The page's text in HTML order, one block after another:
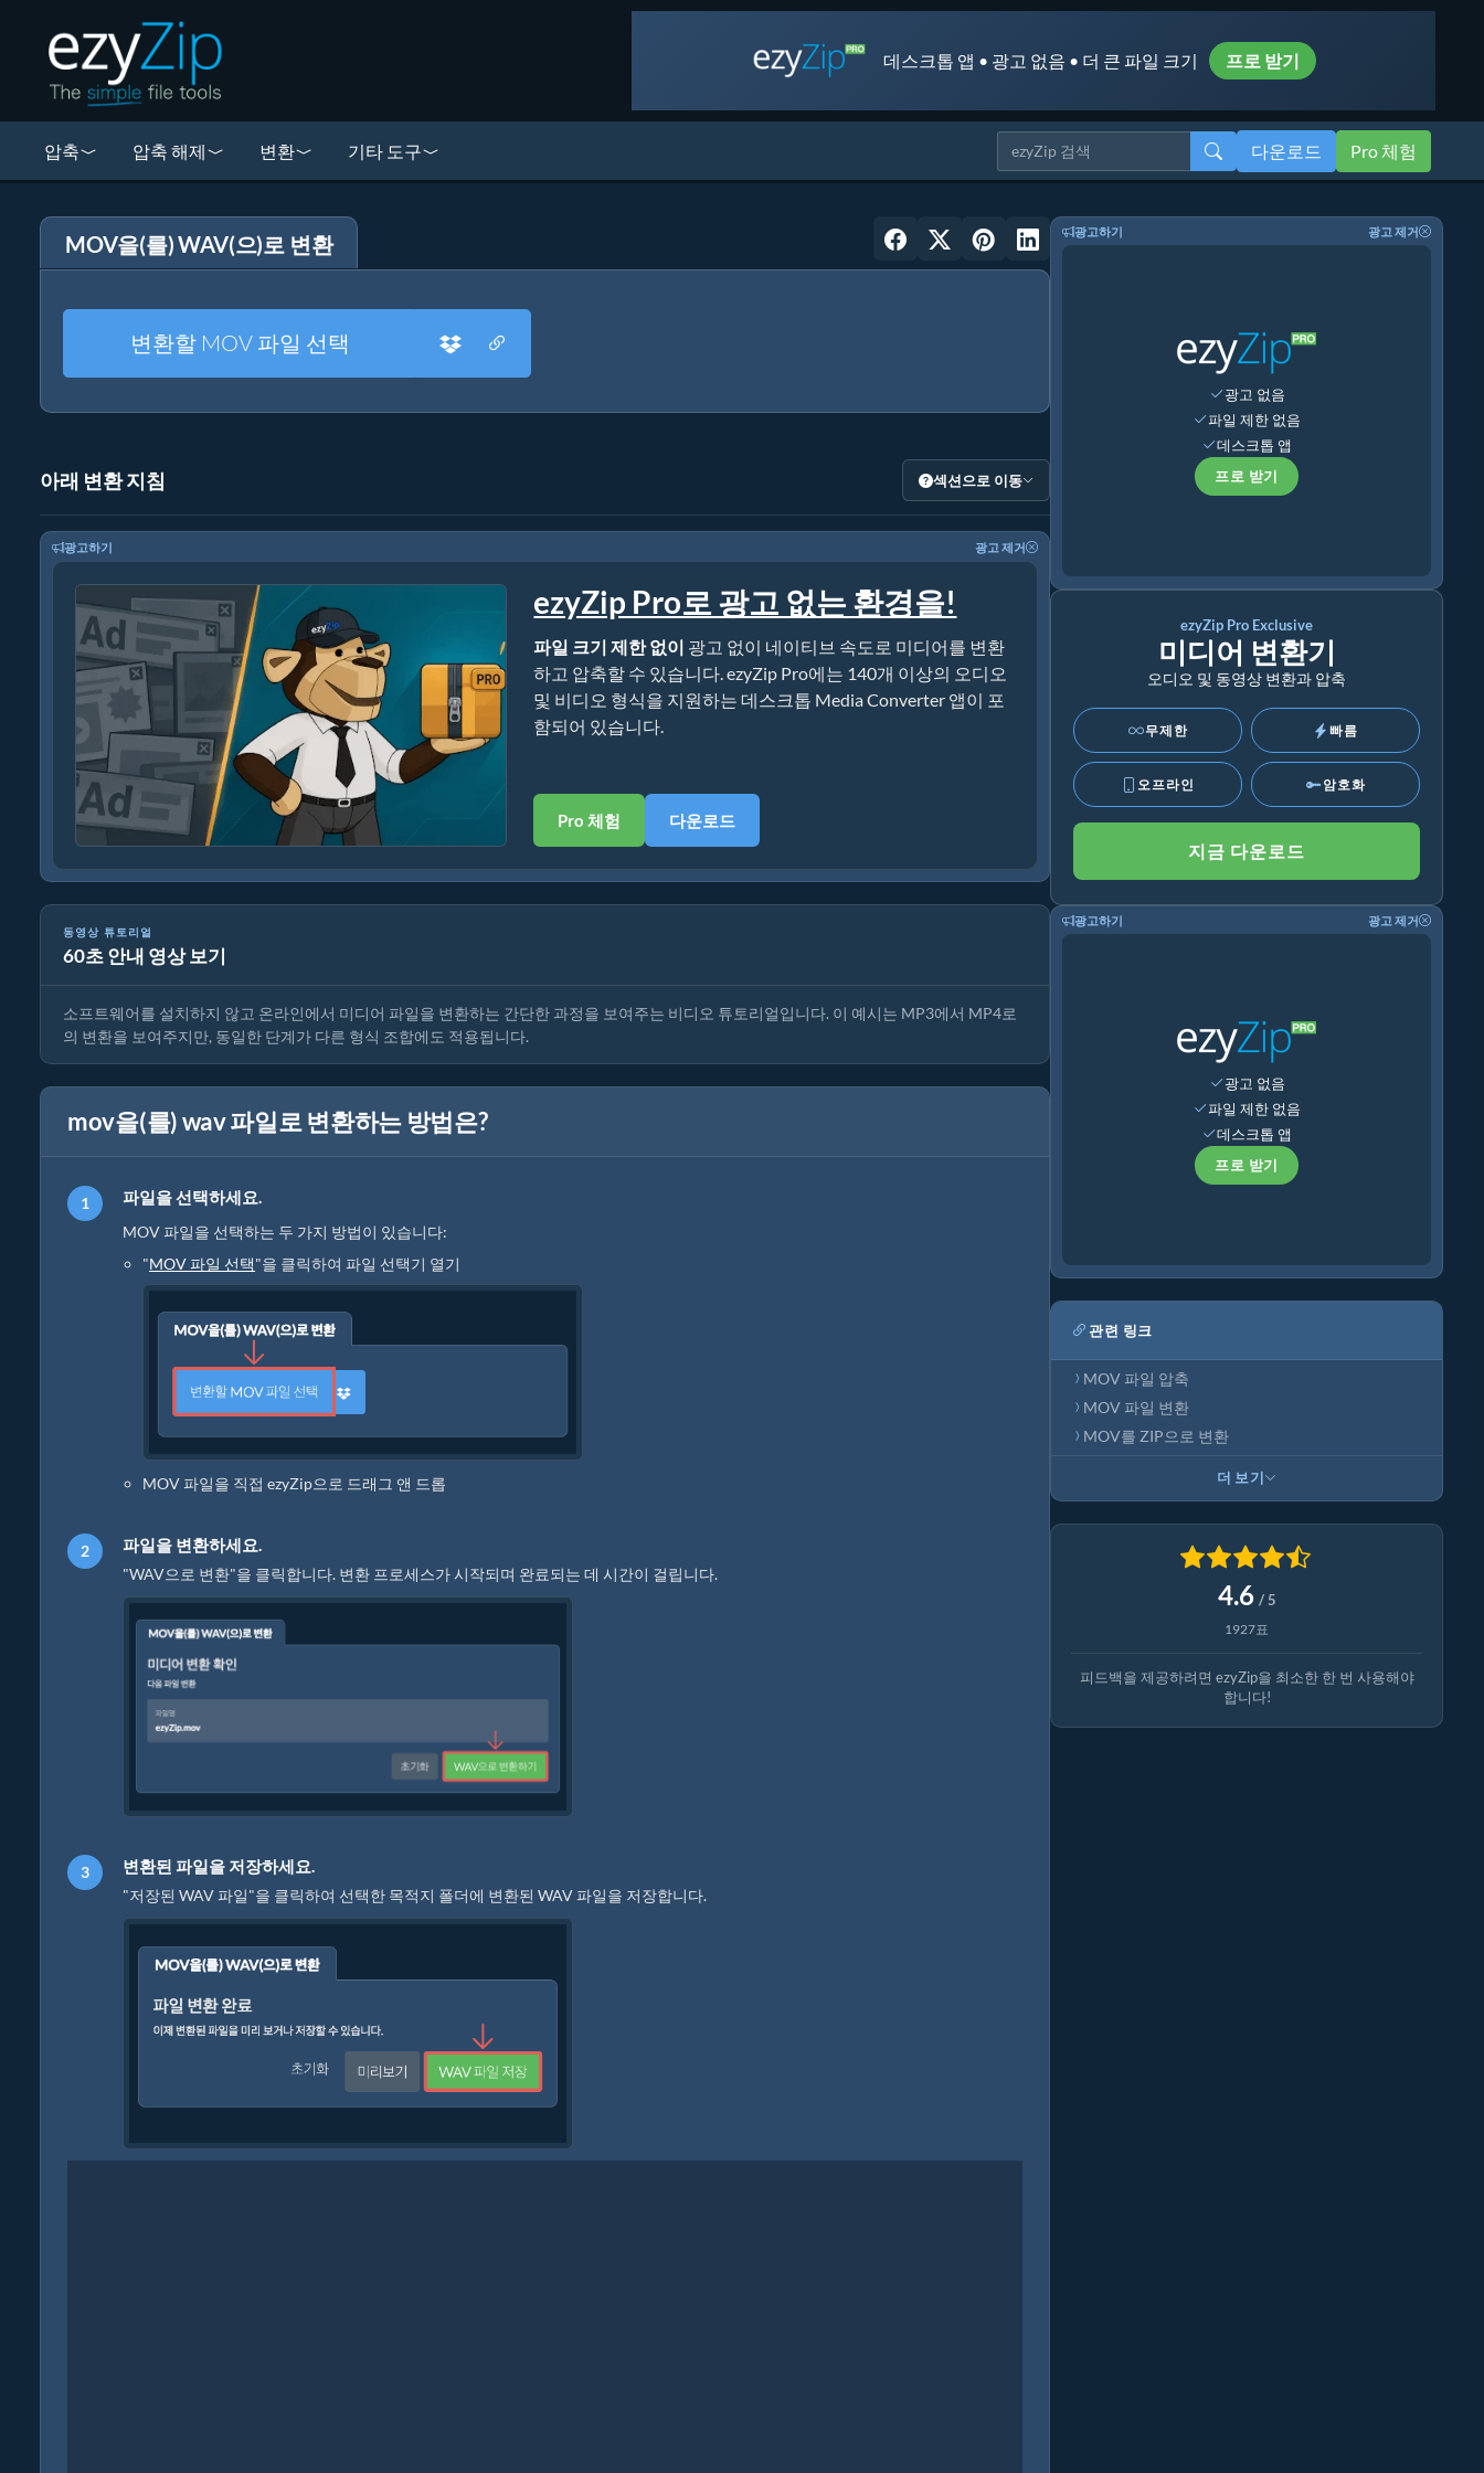
데스크톱 앱 • 광고 없음 • 더 큰 파일 크기 프로 받기
압축 압축 해제 변환 기타 도구 다운로드 Pro 체험
MOV을(를) WAV(으)로 변환
변환할 MOV 파일 선택
아래 변환 지침 섹션으로 이동
광고하기 광고 제거
ezyZip Pro로 광고 없는 환경을!
파일 크기 제한 없이 광고 없이 네이티브 속도로 미디어를 변환
하고 압축할 수 있습니다. ezyZip Pro에는 140개 이상의 오디오
및 비디오 형식을 지원하는 데스크톱 Media Converter 앱이 포
함되어 있습니다.
Pro 체험 다운로드
동영상 튜토리얼
60초 안내 영상 보기
미디어 파일 변환 방법
소프트웨어를 설치하지 않고 온라인에서 미디어 파일을 변환하는 간단한 과정을 보여주는 비디오 튜토리얼입니다. 이 예시는 MP3에서 MP4로
의 변환을 보여주지만, 동일한 단계가 다른 형식 조합에도 적용됩니다.
mov을(를) wav 파일로 변환하는 방법은?
파일을 선택하세요.
MOV 파일을 선택하는 두 가지 방법이 있습니다:
"MOV 파일 선택"을 클릭하여 파일 선택기 열기
MOV 파일을 직접 ezyZip으로 드래그 앤 드롭
파일을 변환하세요.
"WAV으로 변환"을 클릭합니다. 변환 프로세스가 시작되며 완료되는 데 시간이 걸립니다.
변환된 파일을 저장하세요.
"저장된 WAV 파일"을 클릭하여 선택한 목적지 폴더에 변환된 WAV 파일을 저장합니다.
광고하기 광고 제거
광고 없음
파일 제한 없음
데스크톱 앱
프로 받기
ezyZip Pro Exclusive
미디어 변환기
오디오 및 동영상 변환과 압축
무제한 빠름
오프라인 암호화
지금 다운로드
광고하기 광고 제거
광고 없음
파일 제한 없음
데스크톱 앱
프로 받기
관련 링크
MOV 파일 압축
MOV 파일 변환
MOV를 ZIP으로 변환
더 보기
4.6 / 5
1927표
피드백을 제공하려면 ezyZip을 최소한 한 번 사용해야
합니다!